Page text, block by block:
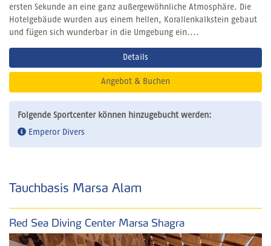
ersten Sekunde an eine ganz außergewöhnliche Atmosphäre. Die
Hotelgebäude wurden aus einem hellen, Korallenkalkstein gebaut
und fügen sich wunderbar in die Umgebung ein....
Details
Angebot & Buchen
Folgende Sportcenter können hinzugebucht werden:
Emperor Divers
Tauchbasis Marsa Alam
Red Sea Diving Center Marsa Shagra